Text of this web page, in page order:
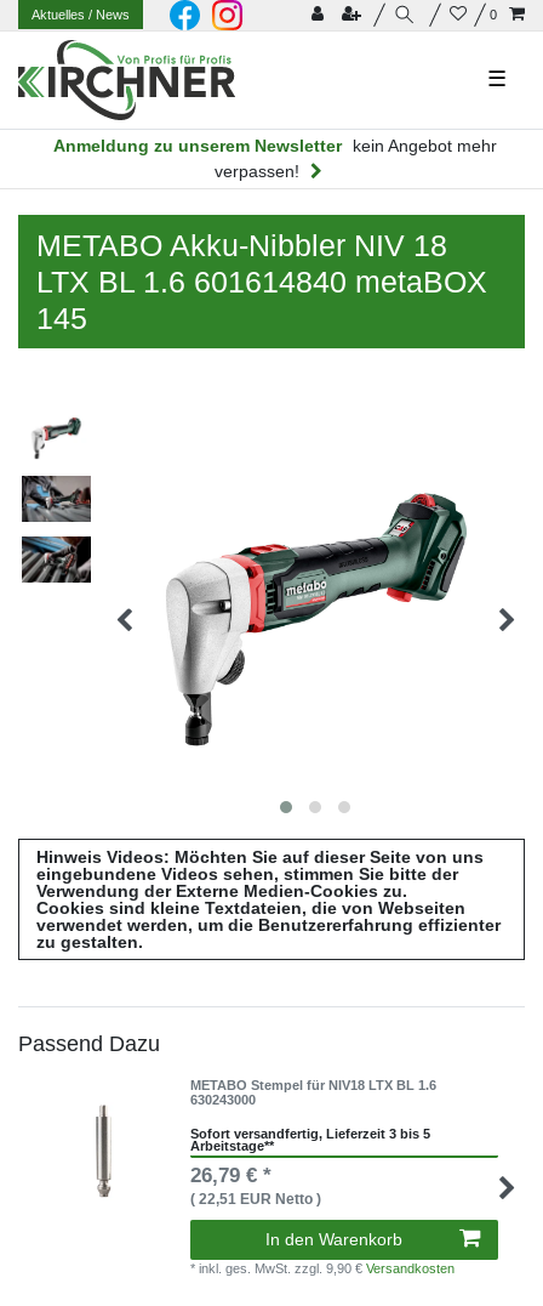
0
Aktuelles/ News
☰
Anmeldung zu unserem Newsletter
kein Angebot mehr
verpassen!
METABO Akku-Nibbler NIV 18
LTX BL 1.6 601614840 metaBOX
145
Hinweis Videos: Möchten Sie auf dieser Seite von uns
eingebundene Videos sehen, stimmen Sie bitte der
Verwendung der Externe Medien-Cookies zu.
Cookies sind kleine Textdateien, die von Webseiten
verwendet werden, um die Benutzererfahrung effizienter
zu gestalten.
Passend Dazu
METABO Stempel für NIV18 LTX BL 1.6
630243000
Sofort versandfertig, Lieferzeit 3 bis 5
Arbeitstage**
26,79 € *
( 22,51 EUR Netto )
In den Warenkorb
* inkl. ges. MwSt.zzgl. 9,90 €Versandkosten